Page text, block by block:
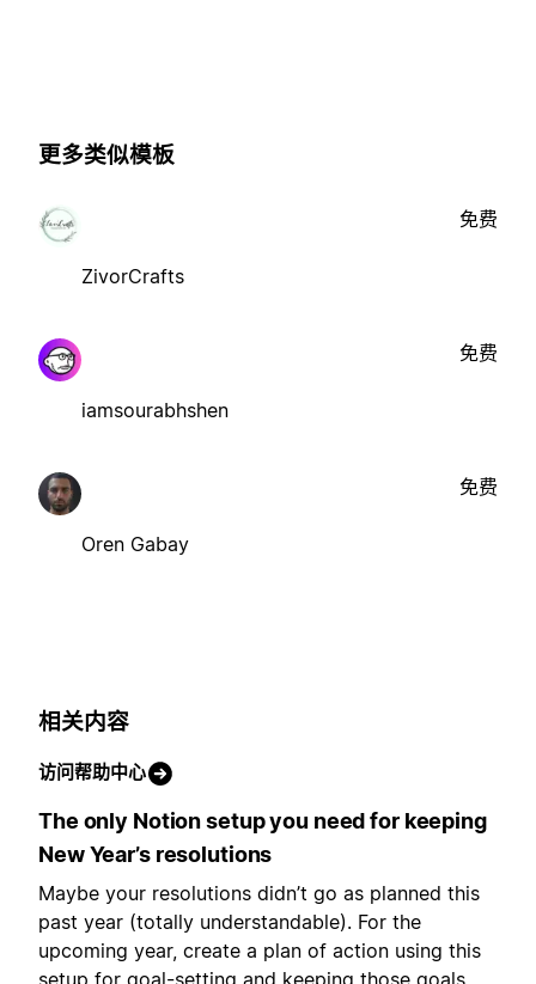
更多类似模板
ZivorCrafts
免费
iamsourabhshen
免费
Oren Gabay
免费
相关内容
访问帮助中心
The only Notion setup you need for keeping
New Year’s resolutions
Maybe your resolutions didn’t go as planned this
past year (totally understandable). For the
upcoming year, create a plan of action using this